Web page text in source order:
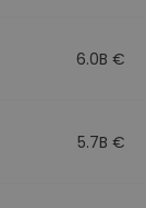
6.0B €
5.7B €